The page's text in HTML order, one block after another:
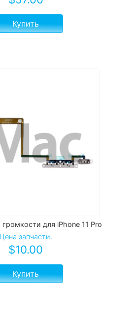
Купить
для iPhone 11 Pro
Цена запчасти:
$10.00
Купить